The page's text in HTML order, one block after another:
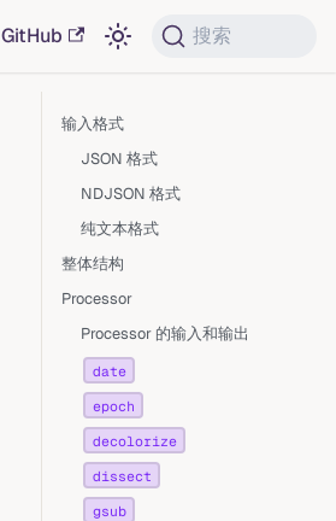
GitHub 搜索
输入格式
JSON 格式
NDJSON 格式
纯文本格式
整体结构
Processor
Processor 的输入和输出
date
epoch
decolorize
dissect
gsub